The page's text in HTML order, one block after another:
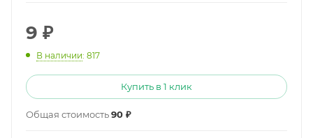
9 ₽
В наличии: 817
Купить в 1 клик
Общая стоимость90 ₽